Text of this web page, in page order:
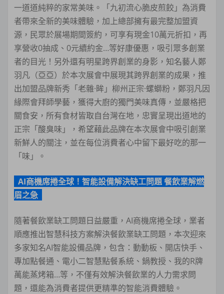
一道道純粹的家常美味。「九初流心脆皮煎餃」為消費
者帶來全新的美味體驗，加上總部擁有最完整加盟資
源，民眾於展場期間簽約，可享有現金10萬元折扣，再
享營收0抽成、0元續約金…等好康優惠，吸引眾多創業
者的目光！另外還有明星跨界創業的身影，知名藝人鄭
羽凡（亞亞）於本次展會中展現其跨界創業的成果，推
出加盟品牌新秀「老雜·眸」柳州正宗·螺螄粉，鄭羽凡因
緣際會拜師學藝，獲得大廚的獨門美味真傳，並嚴格把
關食安，所有食材皆取自台灣在地，忠實呈現出道地的
正宗「酸臭味」，希望藉此品牌在本次展會中吸引創業
新鮮人的關注，並在每位消費者心中留下最好吃的那一
「味」。
AI商機席捲全球！智能設備解決缺工問題 餐飲業解燃
眉之急
隨著餐飲業缺工問題日益嚴重，AI商機席捲全球，業者
順應推出智慧科技方案解決餐飲業缺工問題，本次迎來
多家知名AI智能設備品牌，包含：動動板、開店快手、
專加點餐通、電小二智慧點餐系統、鍋教授、我的R牌
萬能蒸烤箱…等，不僅有效解決餐飲業的人力需求問
題，還能為消費者提供更精準的智能消費體驗。